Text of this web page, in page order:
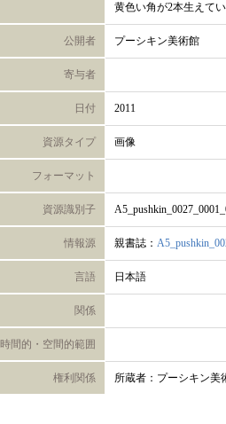
黄色い角が2本生えて
公開者 プーシキン美術館
寄与者
日付 2011
資源タイプ 画像
フォーマット
資源識別子
情報源 親書誌：
言語 日本語
関係
時間的・空間的範囲
権利関係 所蔵者：プーシキン美